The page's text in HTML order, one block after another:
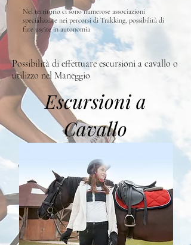
Nel territorio ci sono numerose associazioni
specializzate nei percorsi di Trakking, possibilità di
fare uscite in autonomia
Possibilità di effettuare escursioni a cavallo o
utilizzo nel Maneggio
Escursioni a
Cavallo